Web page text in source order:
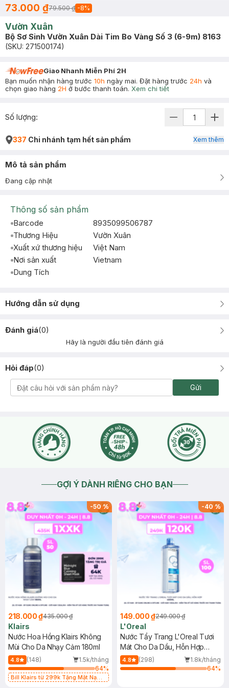
73.000 ₫79.500 ₫ -8%
Vườn Xuân
Bộ Sơ Sinh Vườn Xuân Dài Tim Bo Vàng Số 3 (6-9m) 8163
(SKU: 271500174)
Giao Nhanh Miễn Phí 2H
Bạn muốn nhận hàng trước 10h ngày mai. Đặt hàng trước 24h và
chọn giao hàng 2H ở bước thanh toán. Xem chi tiết
Số lượng:
337 Chi nhánh tạm hết sản phẩm Xem thêm
Mô tả sản phẩm
Đang cập nhật
Thông số sản phẩm
Barcode
8935099506787
Thương Hiệu
Vườn Xuân
Xuất xứ thương hiệu
Việt Nam
Nơi sản xuất
Vietnam
Dung Tích
Hướng dẫn sử dụng
Đánh giá(0)
Hãy là người đầu tiên đánh giá
Hỏi đáp(0)
Gửi
GỢI Ý DÀNH RIÊNG CHO BẠN
-50%
218.000 ₫435.000 ₫
Klairs
Nước Hoa Hồng Klairs Không
Mùi Cho Da Nhạy Cảm 180ml
4.8 (148)
1.5k/tháng
64%
Bill Klairs từ 299k Tặng Mặt Nạ
-40%
149.000 ₫249.000 ₫
L'Oreal
Nước Tẩy Trang L'Oreal Tươi
Mát Cho Da Dầu, Hỗn Hợp
400ml
4.8 (298)
1.8k/tháng
64%